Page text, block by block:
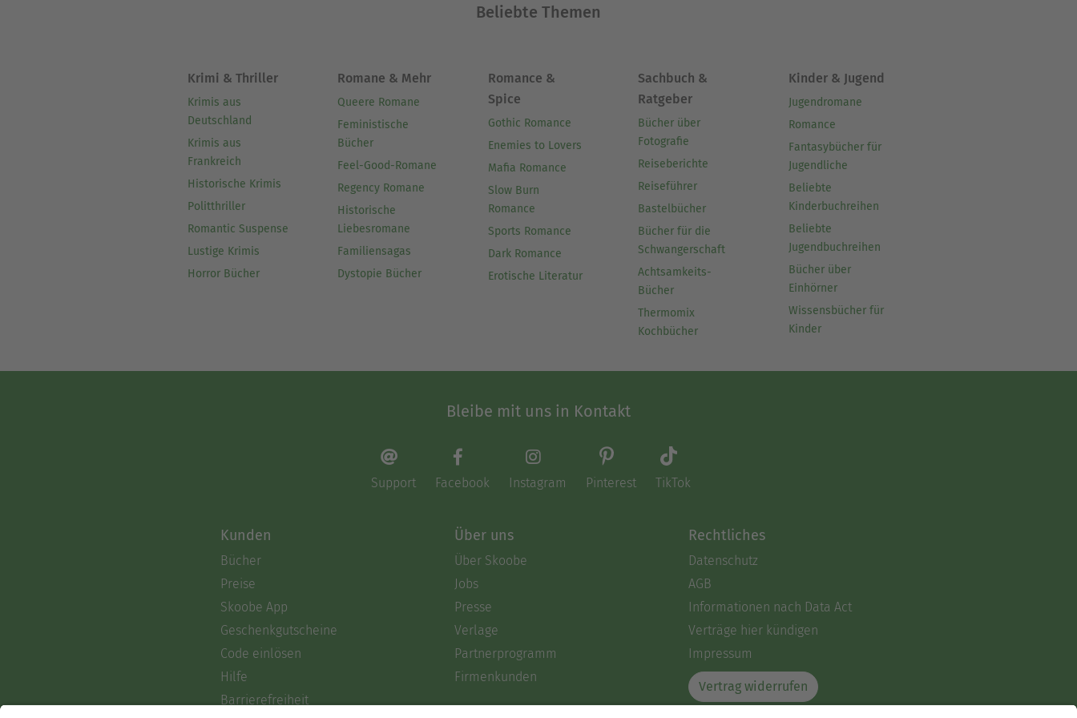
Beliebte Themen
Krimi & Thriller
Krimis aus
Deutschland
Krimis aus
Frankreich
Historische Krimis
Politthriller
Romantic Suspense
Lustige Krimis
Horror Bücher
Romane & Mehr
Queere Romane
Feministische
Bücher
Feel-Good-Romane
Regency Romane
Historische
Liebesromane
Familiensagas
Dystopie Bücher
Romance &
Spice
Gothic Romance
Enemies to Lovers
Mafia Romance
Slow Burn
Romance
Sports Romance
Dark Romance
Erotische Literatur
Sachbuch &
Ratgeber
Bücher über
Fotografie
Reiseberichte
Reiseführer
Bastelbücher
Bücher für die
Schwangerschaft
Achtsamkeits-
Bücher
Thermomix
Kochbücher
Kinder & Jugend
Jugendromane
Romance
Fantasybücher für
Jugendliche
Beliebte
Kinderbuchreihen
Beliebte
Jugendbuchreihen
Bücher über
Einhörner
Wissensbücher für
Kinder
Bleibe mit uns in Kontakt
Support Facebook Instagram Pinterest TikTok
Kunden
Bücher
Preise
Skoobe App
Geschenkgutscheine
Code einlösen
Hilfe
Barrierefreiheit
Über uns
Über Skoobe
Jobs
Presse
Verlage
Partnerprogramm
Firmenkunden
Rechtliches
Datenschutz
AGB
Informationen nach Data Act
Verträge hier kündigen
Impressum
Vertrag widerrufen